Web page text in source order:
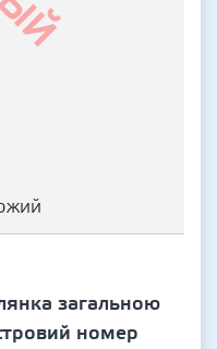
загальною
номер